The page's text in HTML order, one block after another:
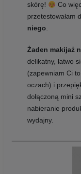
skórę!
Co
przetestowałam
niego.
Żaden makijaż
delikatny, łatwo
(zapewniam Ci
oczach) i
dołączoną mini
nabieranie
wydajny.